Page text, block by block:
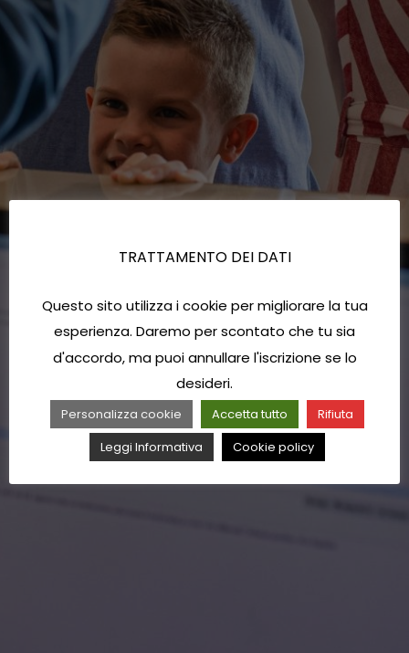
TRATTAMENTO DEI DATI
Questo sito utilizza i cookie per migliorare la tua
esperienza. Daremo per scontato che tu sia
d'accordo, ma puoi annullare l'iscrizione se lo
desideri.
Personalizza cookie Accetta tutto
Rifiuta
Leggi Informativa
Cookie policy